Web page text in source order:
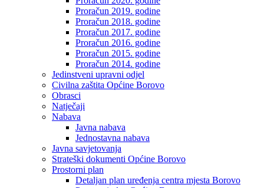
Proračun 2019. godine
Proračun 2018. godine
Proračun 2017. godine
Proračun 2016. godine
Proračun 2015. godine
Proračun 2014. godine
Jedinstveni upravni odjel
Civilna zaštita Općine Borovo
Obrasci
Natječaji
Nabava
Javna nabava
Jednostavna nabava
Javna savjetovanja
Strateški dokumenti Općine Borovo
Prostorni plan
Detaljan plan uređenja centra mjesta Borovo